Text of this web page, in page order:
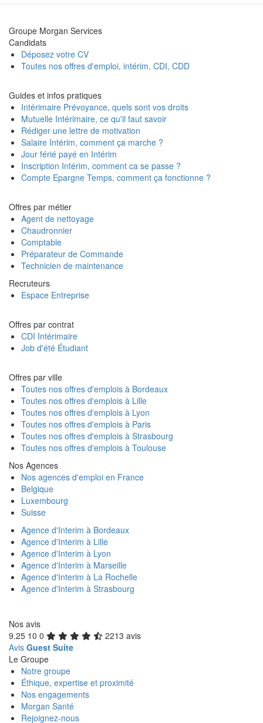
Groupe Morgan Services
Candidats
Déposez votre CV
Toutes nos offres d'emploi, intérim, CDI, CDD
Guides et infos pratiques
Intérimaire Prévoyance, quels sont vos droits
Mutuelle Intérimaire, ce qu'il faut savoir
Rédiger une lettre de motivation
Salaire Intérim, comment ça marche ?
Jour férié payé en Intérim
Inscription Intérim, comment ca se passe ?
Compte Epargne Temps, comment ça fonctionne ?
Offres par métier
Agent de nettoyage
Chaudronnier
Comptable
Préparateur de Commande
Technicien de maintenance
Recruteurs
Espace Entreprise
Offres par contrat
CDI Intérimaire
Job d'été Étudiant
Offres par ville
Toutes nos offres d'emplois à Bordeaux
Toutes nos offres d'emplois à Lille
Toutes nos offres d'emplois à Lyon
Toutes nos offres d'emplois à Paris
Toutes nos offres d'emplois à Strasbourg
Toutes nos offres d'emplois à Toulouse
Nos Agences
Nos agences d'emploi en France
Belgique
Luxembourg
Suisse
Agence d'Interim à Bordeaux
Agence d'Interim à Lille
Agence d'Interim à Lyon
Agence d'Interim à Marseille
Agence d'Interim à La Rochelle
Agence d'Interim à Strasbourg
Nos avis
9.25 10 0
2213 avis
Avis Guest Suite
Le Groupe
Notre groupe
Éthique, expertise et proximité
Nos engagements
Morgan Santé
Rejoignez-nous